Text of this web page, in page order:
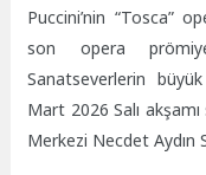
Puccini’nin “Tosca”
son opera
Sanatseverlerin
Mart 2026 Salı
Merkezi Necdet Aydın